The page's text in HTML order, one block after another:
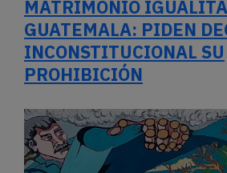
MATRIMONIO
GUATEMALA: PIDEN
INCONSTITUCIONAL SU
PROHIBICIÓN